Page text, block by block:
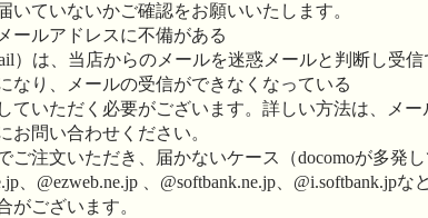
ていないかご確認をお願いいたします。
ールアドレスに不備がある
）は、当店からのメールを迷惑メールと判断し受
なり、メールの受信ができなくなっている
いただく必要がございます。詳しい方法は、メー
お問い合わせください。
ご注文いただき、届かないケース（docomoが多発し
@ezweb.ne.jp 、@softbank.ne.jp、@i.softbank.jp
がございます。